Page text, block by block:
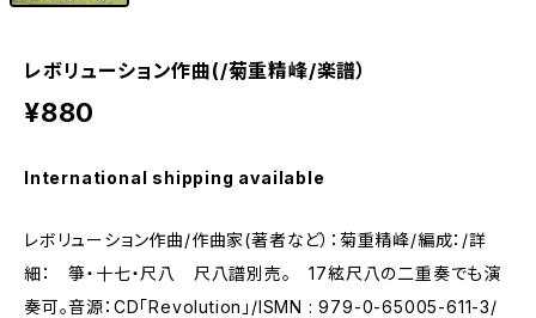
レボリューション作曲(/菊重精峰/楽譜）
¥880
International shipping available
レボリューション作曲/作曲家(著者など）：菊重精峰/編成：/詳
細： 箏・十七・尺八 尺八譜別売。 17絃尺八の二重奏でも演
奏可。音源：CD「Revolution」/ISMN : 979-0-65005-611-3/